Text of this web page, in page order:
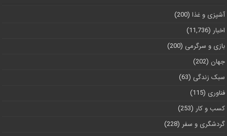
آشپزی و غذا (200)
اخبار (11,736)
بازی و سرگرمی (200)
جهان (202)
سبک زندگی (63)
فناوری (115)
کسب و کار (253)
گردشگری و سفر (228)